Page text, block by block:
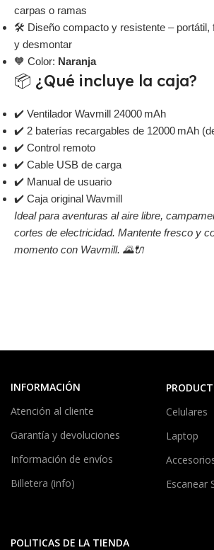
carpas o ramas
🛠️ Diseño compacto y resistente – portátil,
y desmontar
🧡 Color: Naranja
📦 ¿Qué incluye la caja?
✔️ Ventilador Wavmill 24000 mAh
✔️ 2 baterías recargables de 12000 mAh
✔️ Control remoto
✔️ Cable USB de carga
✔️ Manual de usuario
✔️ Caja original Wavmill
Ideal para aventuras al aire libre,
cortes de electricidad. Mantente fresco y
momento con Wavmill. 🌄🔌
INFORMACIÓN
Atención al cliente
Garantía y devoluciones
Información de envíos
Billetera (info)
Celulares
Laptop
Escanear
POLITICAS DE LA TIENDA